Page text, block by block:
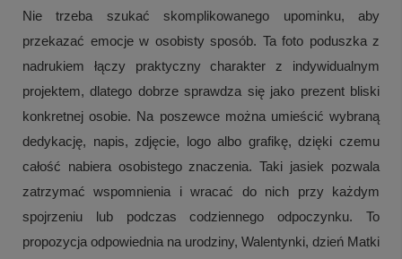
Nie trzeba szukać skomplikowanego upominku, aby
przekazać emocje w osobisty sposób. Ta foto poduszka z
nadrukiem łączy praktyczny charakter z indywidualnym
projektem, dlatego dobrze sprawdza się jako prezent bliski
konkretnej osobie. Na poszewce można umieścić wybraną
dedykację, napis, zdjęcie, logo albo grafikę, dzięki czemu
całość nabiera osobistego znaczenia. Taki jasiek pozwala
zatrzymać wspomnienia i wracać do nich przy każdym
spojrzeniu lub podczas codziennego odpoczynku. To
propozycja odpowiednia na urodziny, Walentynki, dzień Matki